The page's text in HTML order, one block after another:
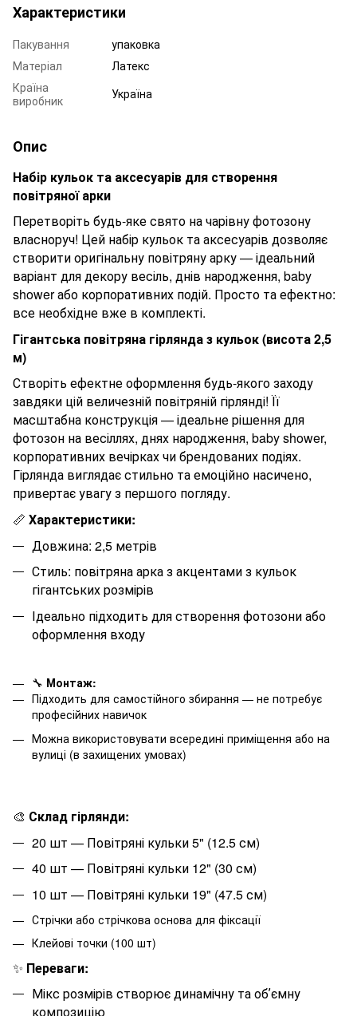
Характеристики
Пакування
упаковка
Матеріал
Латекс
Країна
виробник
Україна
Опис
Набір кульок та аксесуарів для створення
повітряної арки
Перетворіть будь-яке свято на чарівну фотозону
власноруч! Цей набір кульок та аксесуарів дозволяє
створити оригінальну повітряну арку — ідеальний
варіант для декору весіль, днів народження, baby
shower або корпоративних подій. Просто та ефектно:
все необхідне вже в комплекті.
Гігантська повітряна гірлянда з кульок (висота2,5
м)
Створіть ефектне оформлення будь-якого заходу
завдяки цій величезній повітряній гірлянді! Її
масштабна конструкція — ідеальне рішення для
фотозон на весіллях, днях народження, baby shower,
корпоративних вечірках чи брендованих подіях.
Гірлянда виглядає стильно та емоційно насичено,
привертає увагу з першого погляду.
📏 Характеристики:
Довжина: 2,5 метрів
Стиль: повітряна арка з акцентами з кульок
гігантських розмірів
Ідеально підходить для створення фотозони або
оформлення входу
🔧 Монтаж:
Підходить для самостійного збирання — не потребує
професійних навичок
Можна використовувати всередині приміщення або на
вулиці (в захищених умовах)
🎨 Склад гірлянди:
20 шт — Повітряні кульки 5" (12.5 см)
40 шт — Повітряні кульки 12" (30 см)
10 шт — Повітряні кульки 19" (47.5 см)
Стрічки або стрічкова основа для фіксації
Клейові точки (100 шт)
✨ Переваги:
Мікс розмірів створює динамічну та обʼємну
композицію